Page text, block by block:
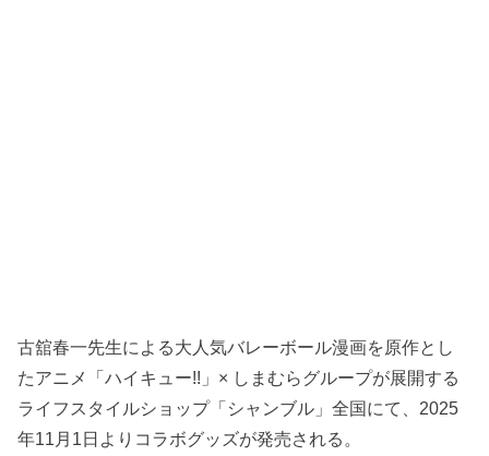
古舘春一先生による大人気バレーボール漫画を原作とし
たアニメ「ハイキュー!!」× しまむらグループが展開する
ライフスタイルショップ「シャンブル」全国にて、2025
年11月1日よりコラボグッズが発売される。